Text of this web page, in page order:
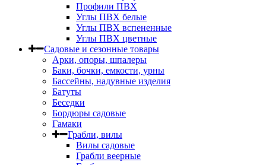
Профили ПВХ
Углы ПВХ белые
Углы ПВХ вспененные
Углы ПВХ цветные
Садовые и сезонные товары
Арки, опоры, шпалеры
Баки, бочки, емкости, урны
Бассейны, надувные изделия
Батуты
Беседки
Бордюры садовые
Гамаки
Грабли, вилы
Вилы садовые
Грабли веерные